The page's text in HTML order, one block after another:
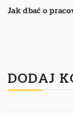
Jak dbać o
DODAJ